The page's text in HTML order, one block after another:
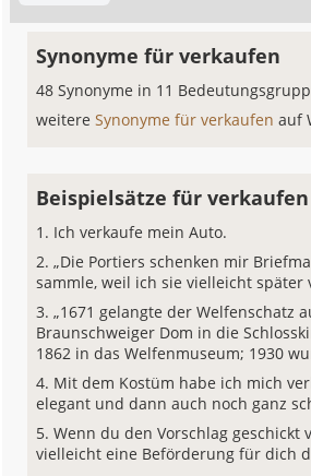
Synonyme für verkaufen
48 Synonyme in 11
weitereSynonyme für verkaufenauf
Beispielsätze für verkaufen
Ich verkaufe mein Auto.
„Die Portiers schenken mir
sammle, weil ich sie vielleicht später
„1671 gelangte der Welfenschatz
Braunschweiger Dom in die
1862 in das Welfenmuseum; 1930
Mit dem Kostüm habe ich mich
elegant und dann auch noch ganz
Wenn du den Vorschlag geschickt
vielleicht eine Beförderung für dich